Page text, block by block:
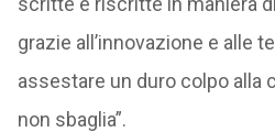
grazie all’innovazione e alle
assestare un duro colpo alla
non sbaglia”.